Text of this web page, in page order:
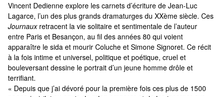
Vincent Dedienne explore les carnets d’écriture de Jean-Luc
Lagarce, l’un des plus grands dramaturges du XXème siècle. Ces
Journauxretracent la vie solitaire et sentimentale de l’auteur
entre Paris et Besançon, au fil des années 80 qui voient
apparaître le sida et mourir Coluche et Simone Signoret. Ce récit
à la fois intime et universel, politique et poétique, cruel et
bouleversant dessine le portrait d’un jeune homme drôle et
terrifiant.
« Depuis que j’ai dévoré pour la première fois ces plus de 1500